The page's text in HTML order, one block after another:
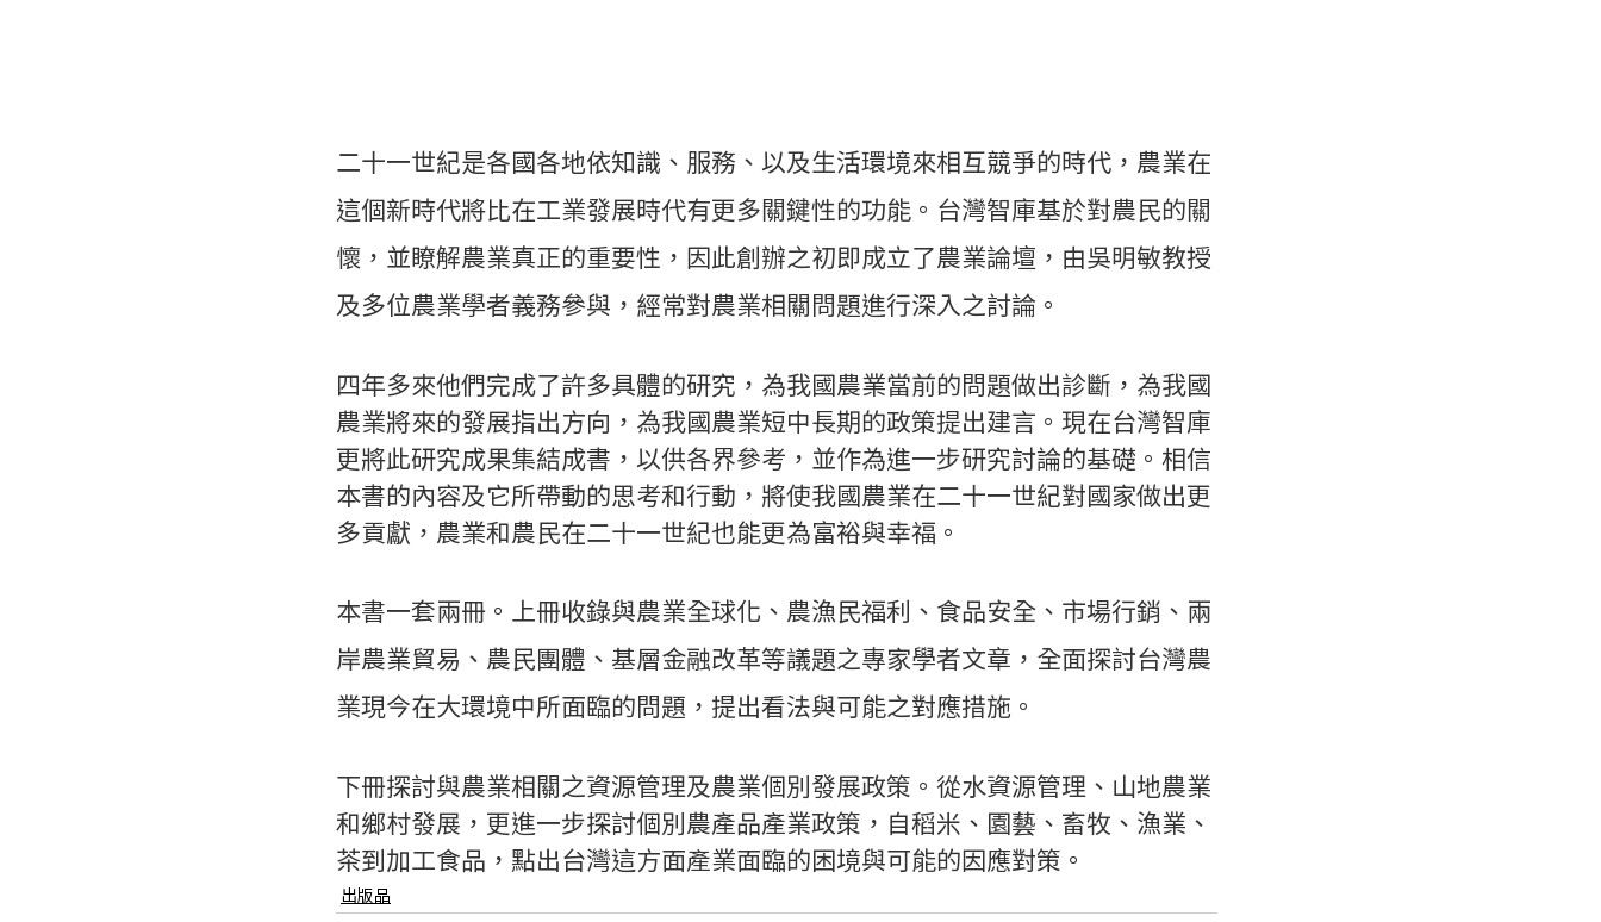
二十一世紀是各國各地依知識、服務、以及生活環境來相互競爭的時代，農業在
這個新時代將比在工業發展時代有更多關鍵性的功能。台灣智庫基於對農民的關
懷，並瞭解農業真正的重要性，因此創辦之初即成立了農業論壇，由吳明敏教授
及多位農業學者義務參與，經常對農業相關問題進行深入之討論。
四年多來他們完成了許多具體的研究，為我國農業當前的問題做出診斷，為我國
農業將來的發展指出方向，為我國農業短中長期的政策提出建言。現在台灣智庫
更將此研究成果集結成書，以供各界參考，並作為進一步研究討論的基礎。相信
本書的內容及它所帶動的思考和行動，將使我國農業在二十一世紀對國家做出更
多貢獻，農業和農民在二十一世紀也能更為富裕與幸福。
本書一套兩冊。上冊收錄與農業全球化、農漁民福利、食品安全、市場行銷、兩
岸農業貿易、農民團體、基層金融改革等議題之專家學者文章，全面探討台灣農
業現今在大環境中所面臨的問題，提出看法與可能之對應措施。
下冊探討與農業相關之資源管理及農業個別發展政策。從水資源管理、山地農業
和鄉村發展，更進一步探討個別農產品產業政策，自稻米、園藝、畜牧、漁業、
茶到加工食品，點出台灣這方面產業面臨的困境與可能的因應對策。
出版品